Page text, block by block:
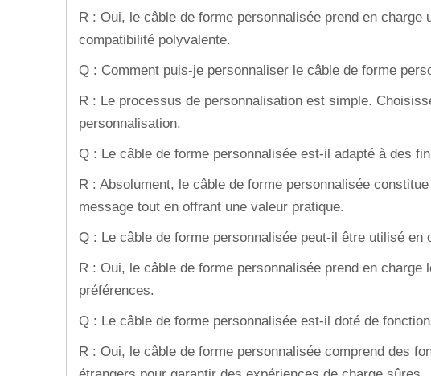
R : Oui, le câble de forme personnalisée prend en
compatibilité polyvalente.
Q : Comment puis-je personnaliser le câble de forme
R : Le processus de personnalisation est simple.
personnalisation.
Q : Le câble de forme personnalisée est-il adapté à des
R : Absolument, le câble de forme personnalisée
message tout en offrant une valeur pratique.
Q : Le câble de forme personnalisée peut-il être utilisé en
R : Oui, le câble de forme personnalisée prend en
préférences.
Q : Le câble de forme personnalisée est-il doté de
R : Oui, le câble de forme personnalisée comprend des